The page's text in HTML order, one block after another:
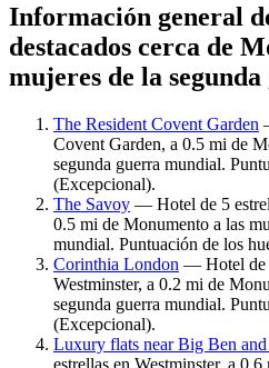
Información general
destacados cerca de
mujeres de la
The Resident Covent Garden
Covent Garden, a 0.5 mi de
segunda guerra mundial.
(Excepcional).
The Savoy — Hotel de 5
0.5 mi de Monumento a las
mundial. Puntuación de los
Corinthia London — Hotel de
Westminster, a 0.2 mi de
segunda guerra mundial.
(Excepcional).
Luxury flats near Big Ben
estrellas en Westminster, a